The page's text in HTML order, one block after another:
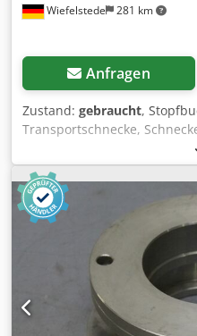
Wiefelstede 281 km
Anfragen
Zustand: gebraucht,
Transportschnecke,
Rohrförderschnecke,
Külrohrschnecke,
Schneckenwämetauscher -
Stopfbuchse: für Ø 70 mm
Anzahl: 2x Stopfbuchsen
Abmessungen: 155/155/
Gewicht: 3,9 kg